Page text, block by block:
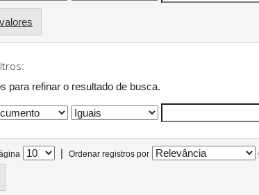
para refinar o resultado de busca.
| Ordenar registros por